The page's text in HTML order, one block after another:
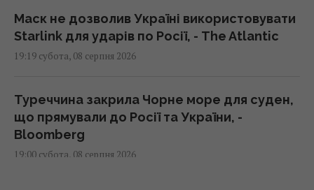
Маск не дозволив Україні використовувати
Starlink для ударів по Росії, - The Atlantic
19:19 субота, 08 серпня 2026
Туреччина закрила Чорне море для суден,
що прямували до Росії та України, -
Bloomberg
19:00 субота, 08 серпня 2026